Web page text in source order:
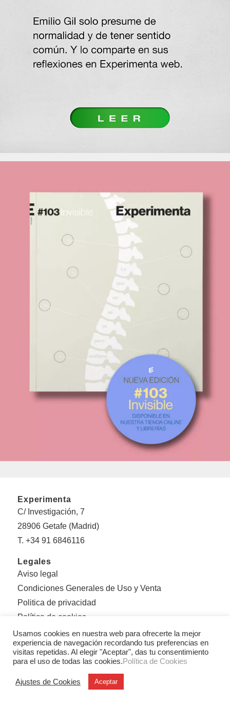
Experimenta
C/ Investigación, 7
28906 Getafe (Madrid)
T. +34 91 6846116
Legales
Aviso legal
Condiciones Generales de Uso y Venta
Politica de privacidad
Política de cookies
Sobre Experimenta
Editorial Experimenta
Equipo
Con el apoyo de:
Usamos cookies en nuestra web para ofrecerte la mejor
experiencia de navegación recordando tus preferencias en
visitas repetidas. Al elegir "Aceptar", das tu consentimiento
para el uso de todas las cookies.Política de Cookies
Ajustes de Cookies Aceptar